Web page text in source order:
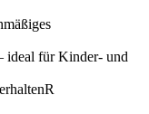
ideal für Kinder- und